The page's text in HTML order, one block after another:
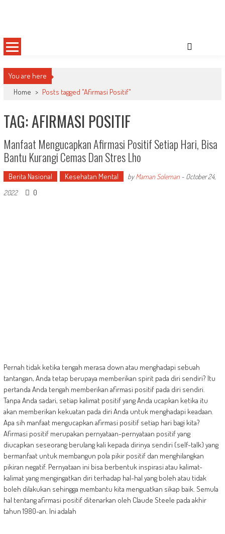
You are here
Home > Posts tagged "Afirmasi Positif"
TAG: AFIRMASI POSITIF
Manfaat Mengucapkan Afirmasi Positif Setiap Hari, Bisa
Bantu Kurangi Cemas Dan Stres Lho
Berita Nasional Kesehatan Mental byMaman Soleman- October 24,
2022
0
Pernah tidak ketika tengah merasa down atau menghadapi sebuah
tantangan, Anda tetap berupaya memberikan spirit pada diri sendiri? Itu
pertanda Anda tengah memberikan afirmasi positif pada diri sendiri.
Tanpa Anda sadari, setiap kalimat positif yang Anda ucapkan ketika itu
akan memberikan kekuatan pada diri Anda untuk menghadapi keadaan.
Apa sih manfaat mengucapkan afirmasi positif setiap hari bagi kita?
Afirmasi positif merupakan pernyataan-pernyataan positif yang
diucapkan seseorang berulang kali kepada dirinya sendiri (self-talk) yang
bermanfaat untuk membangun pola pikir positif dan menghilangkan
pikiran negatif. Pernyataan ini bisa berbentuk inspirasi atau kalimat-
kalimat yang mengingatkan diri terhadap hal-hal yang boleh atau tidak
boleh dilakukan sehingga membantu kita menguatkan sikap baik. Semula
hal tentang afirmasi positif ditenarkan oleh Claude Steele pada akhir
tahun 1980-an. Ini adalah